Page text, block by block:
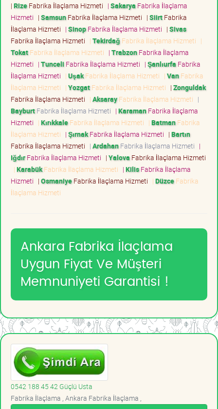
| RizeFabrika İlaçlama Hizmeti | Sakarya Fabrika İlaçlama
Hizmeti | SamsunFabrika İlaçlama Hizmeti | SiirtFabrika
İlaçlama Hizmeti | SinopFabrika İlaçlama Hizmeti | Sivas
Fabrika İlaçlama Hizmeti | Tekirdağ Fabrika İlaçlama Hizmeti |
TokatFabrika İlaçlama Hizmeti | TrabzonFabrika İlaçlama
Hizmeti | Tunceli Fabrika İlaçlama Hizmeti | Şanlıurfa Fabrika
İlaçlama Hizmeti | UşakFabrika İlaçlama Hizmeti | VanFabrika
İlaçlama Hizmeti | YozgatFabrika İlaçlama Hizmeti | Zonguldak
Fabrika İlaçlama Hizmeti | AksarayFabrika İlaçlama Hizmeti |
BayburtFabrika İlaçlama Hizmeti | KaramanFabrika İlaçlama
Hizmeti | KırıkkaleFabrika İlaçlama Hizmeti | BatmanFabrika
İlaçlama Hizmeti | ŞırnakFabrika İlaçlama Hizmeti | Bartın
Fabrika İlaçlama Hizmeti | ArdahanFabrika İlaçlama Hizmeti |
IğdırFabrika İlaçlama Hizmeti | Yalova Fabrika İlaçlama Hizmeti
| KarabükFabrika İlaçlama Hizmeti | KilisFabrika İlaçlama
Hizmeti | OsmaniyeFabrika İlaçlama Hizmeti | DüzceFabrika
İlaçlama Hizmeti
Ankara Fabrika İlaçlama
Uygun Fiyat Ve Müşteri
Memnuniyeti Garantisi !
0542 188 45 42 Güçlü Usta
Fabrika İlaçlama , Ankara Fabrika İlaçlama ,